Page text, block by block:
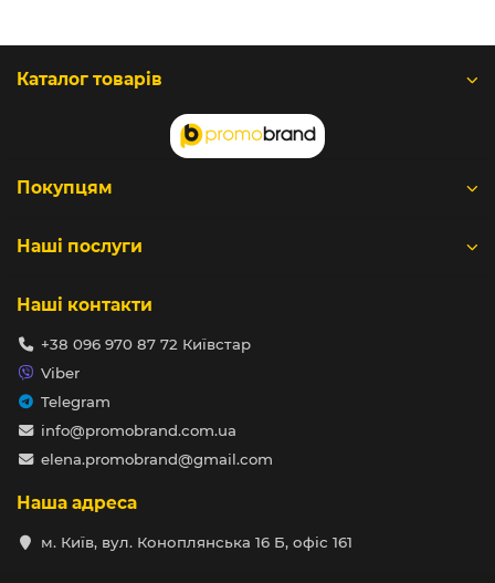
Каталог товарів
Покупцям
Наші послуги
Наші контакти
+38 096 970 87 72 Київстар
Viber
Telegram
info@promobrand.com.ua
elena.promobrand@gmail.com
Наша адреса
м. Київ, вул. Коноплянська 16 Б, офіс 161